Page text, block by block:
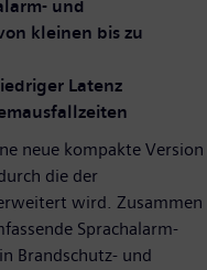
und
kleinen bis zu
Latenz
neue kompakte Version
die der
wird. Zusammen
Sprachalarm-
Brandschutz- und